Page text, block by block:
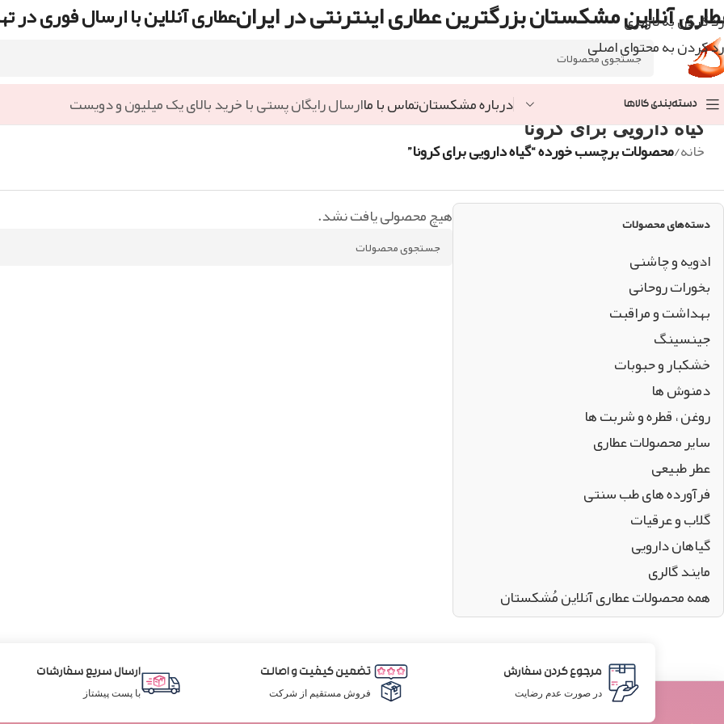
رد کردن به ناوبری
رد کردن به محتوای اصلی
آنلاین مشکستان بزرگترین عطاری اینترنتی در ایرانعطاری آنلاین با ارسال فوری در
دسته‌بندی کالاها درباره مشکستانتماس با ماارسال رایگان پستی با خرید بالای یک میلیون و دویست
گیاه دارویی برای کرونا
خانه/محصولات برچسب خورده “گیاه دارویی برای کرونا”
دسته‌های محصولات
ادویه و چاشنی
بخورات روحانی
بهداشت و مراقبت
جینسینگ
خشکبار و حبوبات
دمنوش ها
روغن ، قطره و شربت ها
سایر محصولات عطاری
عطر طبیعی
فرآورده های طب سنتی
گلاب و عرقیات
گیاهان دارویی
مایند گالری
همه محصولات عطاری آنلاین مُشکستان
هیچ محصولی یافت نشد.
مرجوع کردن سفارش
در صورت عدم رضایت
تضمین کیفیت و اصالت
فروش مستقیم از شرکت
ارسال سریع سفارشات
با پست پیشتاز